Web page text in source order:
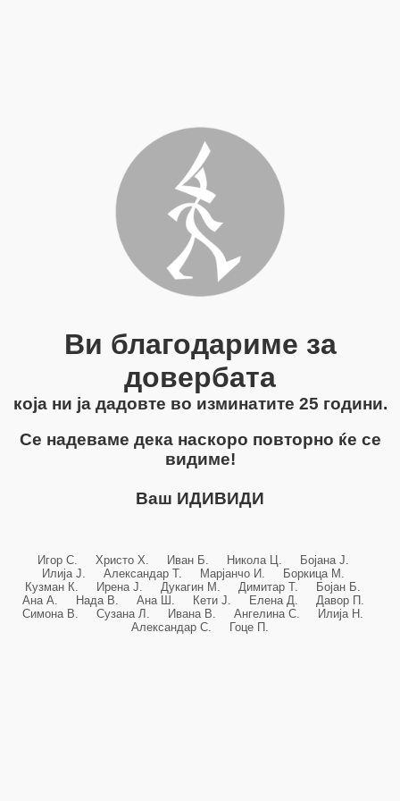
Ви благодариме за
довербата
која ни ја дадовте во изминатите 25 години.
Се надеваме дека наскоро повторно ќе се
видиме!
Ваш ИДИВИДИ
Игор С. Христо Х. Иван Б. Никола Ц. Бојана Ј.
Илија Ј. Александар Т. Марјанчо И. Боркица М.
Кузман К. Ирена Ј. Дукагин М. Димитар Т. Бојан Б.
Ана А. Нада В. Ана Ш. Кети Ј. Елена Д. Давор П.
Симона В. Сузана Л. Ивана В. Ангелина С. Илија Н.
Александар С. Гоце П.